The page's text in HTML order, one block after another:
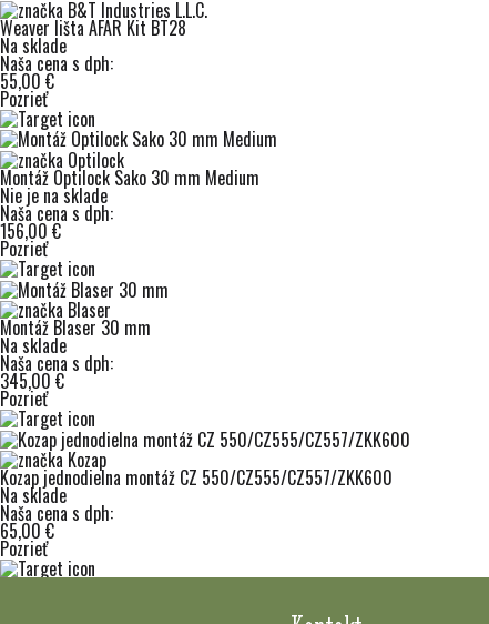
Weaver lišta AFAR Kit BT28
Na sklade
Naša cena s dph:
55,00 €
Pozrieť
Montáž Optilock Sako 30 mm Medium
Nie je na sklade
Naša cena s dph:
156,00 €
Pozrieť
Montáž Blaser 30 mm
Na sklade
Naša cena s dph:
345,00 €
Pozrieť
Kozap jednodielna montáž CZ 550/CZ555/CZ557/ZKK600
Na sklade
Naša cena s dph:
65,00 €
Pozrieť